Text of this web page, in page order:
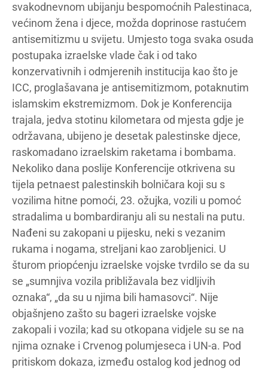
svakodnevnom ubijanju bespomoćnih Palestinaca,
većinom žena i djece, možda doprinose rastućem
antisemitizmu u svijetu. Umjesto toga svaka osuda
postupaka izraelske vlade čak i od tako
konzervativnih i odmjerenih institucija kao što je
ICC, proglašavana je antisemitizmom, potaknutim
islamskim ekstremizmom. Dok je Konferencija
trajala, jedva stotinu kilometara od mjesta gdje je
održavana, ubijeno je desetak palestinske djece,
raskomadano izraelskim raketama i bombama.
Nekoliko dana poslije Konferencije otkrivena su
tijela petnaest palestinskih bolničara koji su s
vozilima hitne pomoći, 23. ožujka, vozili u pomoć
stradalima u bombardiranju ali su nestali na putu.
Nađeni su zakopani u pijesku, neki s vezanim
rukama i nogama, streljani kao zarobljenici. U
šturom priopćenju izraelske vojske tvrdilo se da su
se „sumnjiva vozila približavala bez vidljivih
oznaka“, „da su u njima bili hamasovci“. Nije
objašnjeno zašto su bageri izraelske vojske
zakopali i vozila; kad su otkopana vidjele su se na
njima oznake i Crvenog polumjeseca i UN-a. Pod
pritiskom dokaza, između ostalog kod jednog od